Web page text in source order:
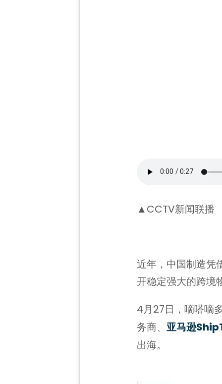
▲CCTV新闻联播
近年，中国制造凭
开稳定强大的跨境
4月27日，嘀嗒嘀
务商、 亚马逊
出海。